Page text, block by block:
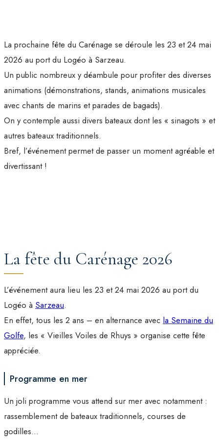
La prochaine fête du Carénage se déroule les 23 et 24 mai
2026 au port du Logéo à Sarzeau.
Un public nombreux y déambule pour profiter des diverses
animations (démonstrations, stands, animations musicales
avec chants de marins et parades de bagads).
On y contemple aussi divers bateaux dont les « sinagots » et
autres bateaux traditionnels.
Bref, l’événement permet de passer un moment agréable et
divertissant !
La fête du Carénage 2026
L’événement aura lieu les 23 et 24 mai 2026 au port du
Logéo à Sarzeau.
En effet, tous les 2 ans – en alternance avec la Semaine du
Golfe, les « Vieilles Voiles de Rhuys » organise cette fête
appréciée.
Programme en mer
Un joli programme vous attend sur mer avec notamment :
rassemblement de bateaux traditionnels, courses de
godilles…